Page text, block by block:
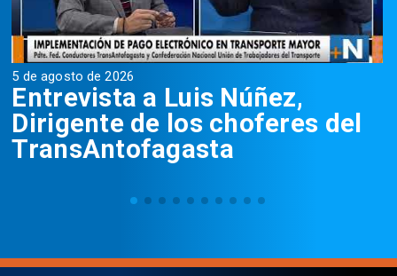
5 de agosto de 2026
Entrevista a Luis Núñez,
Dirigente de los choferes del
TransAntofagasta